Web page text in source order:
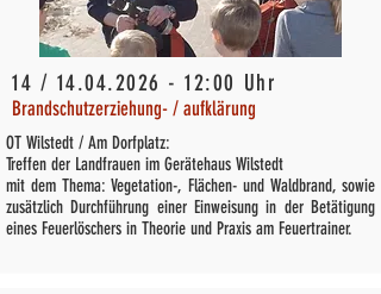
14 / 14.04.2026 - 12:00 Uhr
Brandschutzerziehung- / aufklärung
OT Wilstedt / Am Dorfplatz:
Treffen der Landfrauen im Gerätehaus Wilstedt
mit dem Thema: Vegetation-, Flächen- und Waldbrand, sowie
zusätzlich Durchführung einer Einweisung in der Betätigung
eines Feuerlöschers in Theorie und Praxis am Feuertrainer.